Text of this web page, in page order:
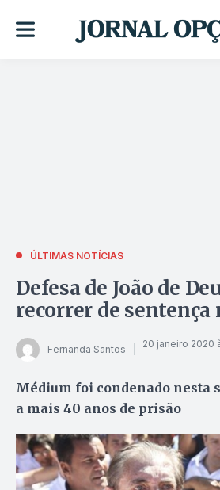
ÚLTIMAS NOTÍCIAS
Defesa de João de
recorrer de sentença
Fernanda Santos 20 janeiro 2020
Médium foi condenado nesta
a mais 40 anos de prisão